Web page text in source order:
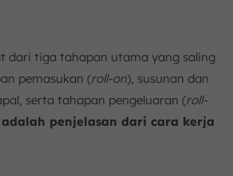
dari tiga tahapan utama yang saling
pemasukan (roll-on), susunan dan
serta tahapan pengeluaran (roll-
penjelasan dari cara kerja